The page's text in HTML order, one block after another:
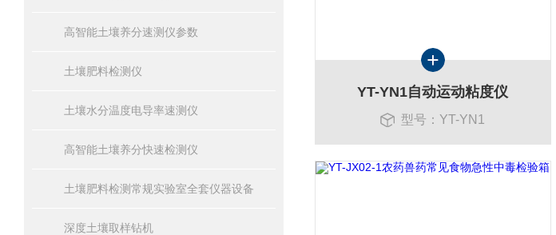
高智能土壤养分速测仪参数
土壤肥料检测仪
土壤水分温度电导率速测仪
高智能土壤养分快速检测仪
土壤肥料检测常规实验室全套仪器设备
深度土壤取样钻机
YT-YN1自动运动粘度仪
型号：YT-YN1